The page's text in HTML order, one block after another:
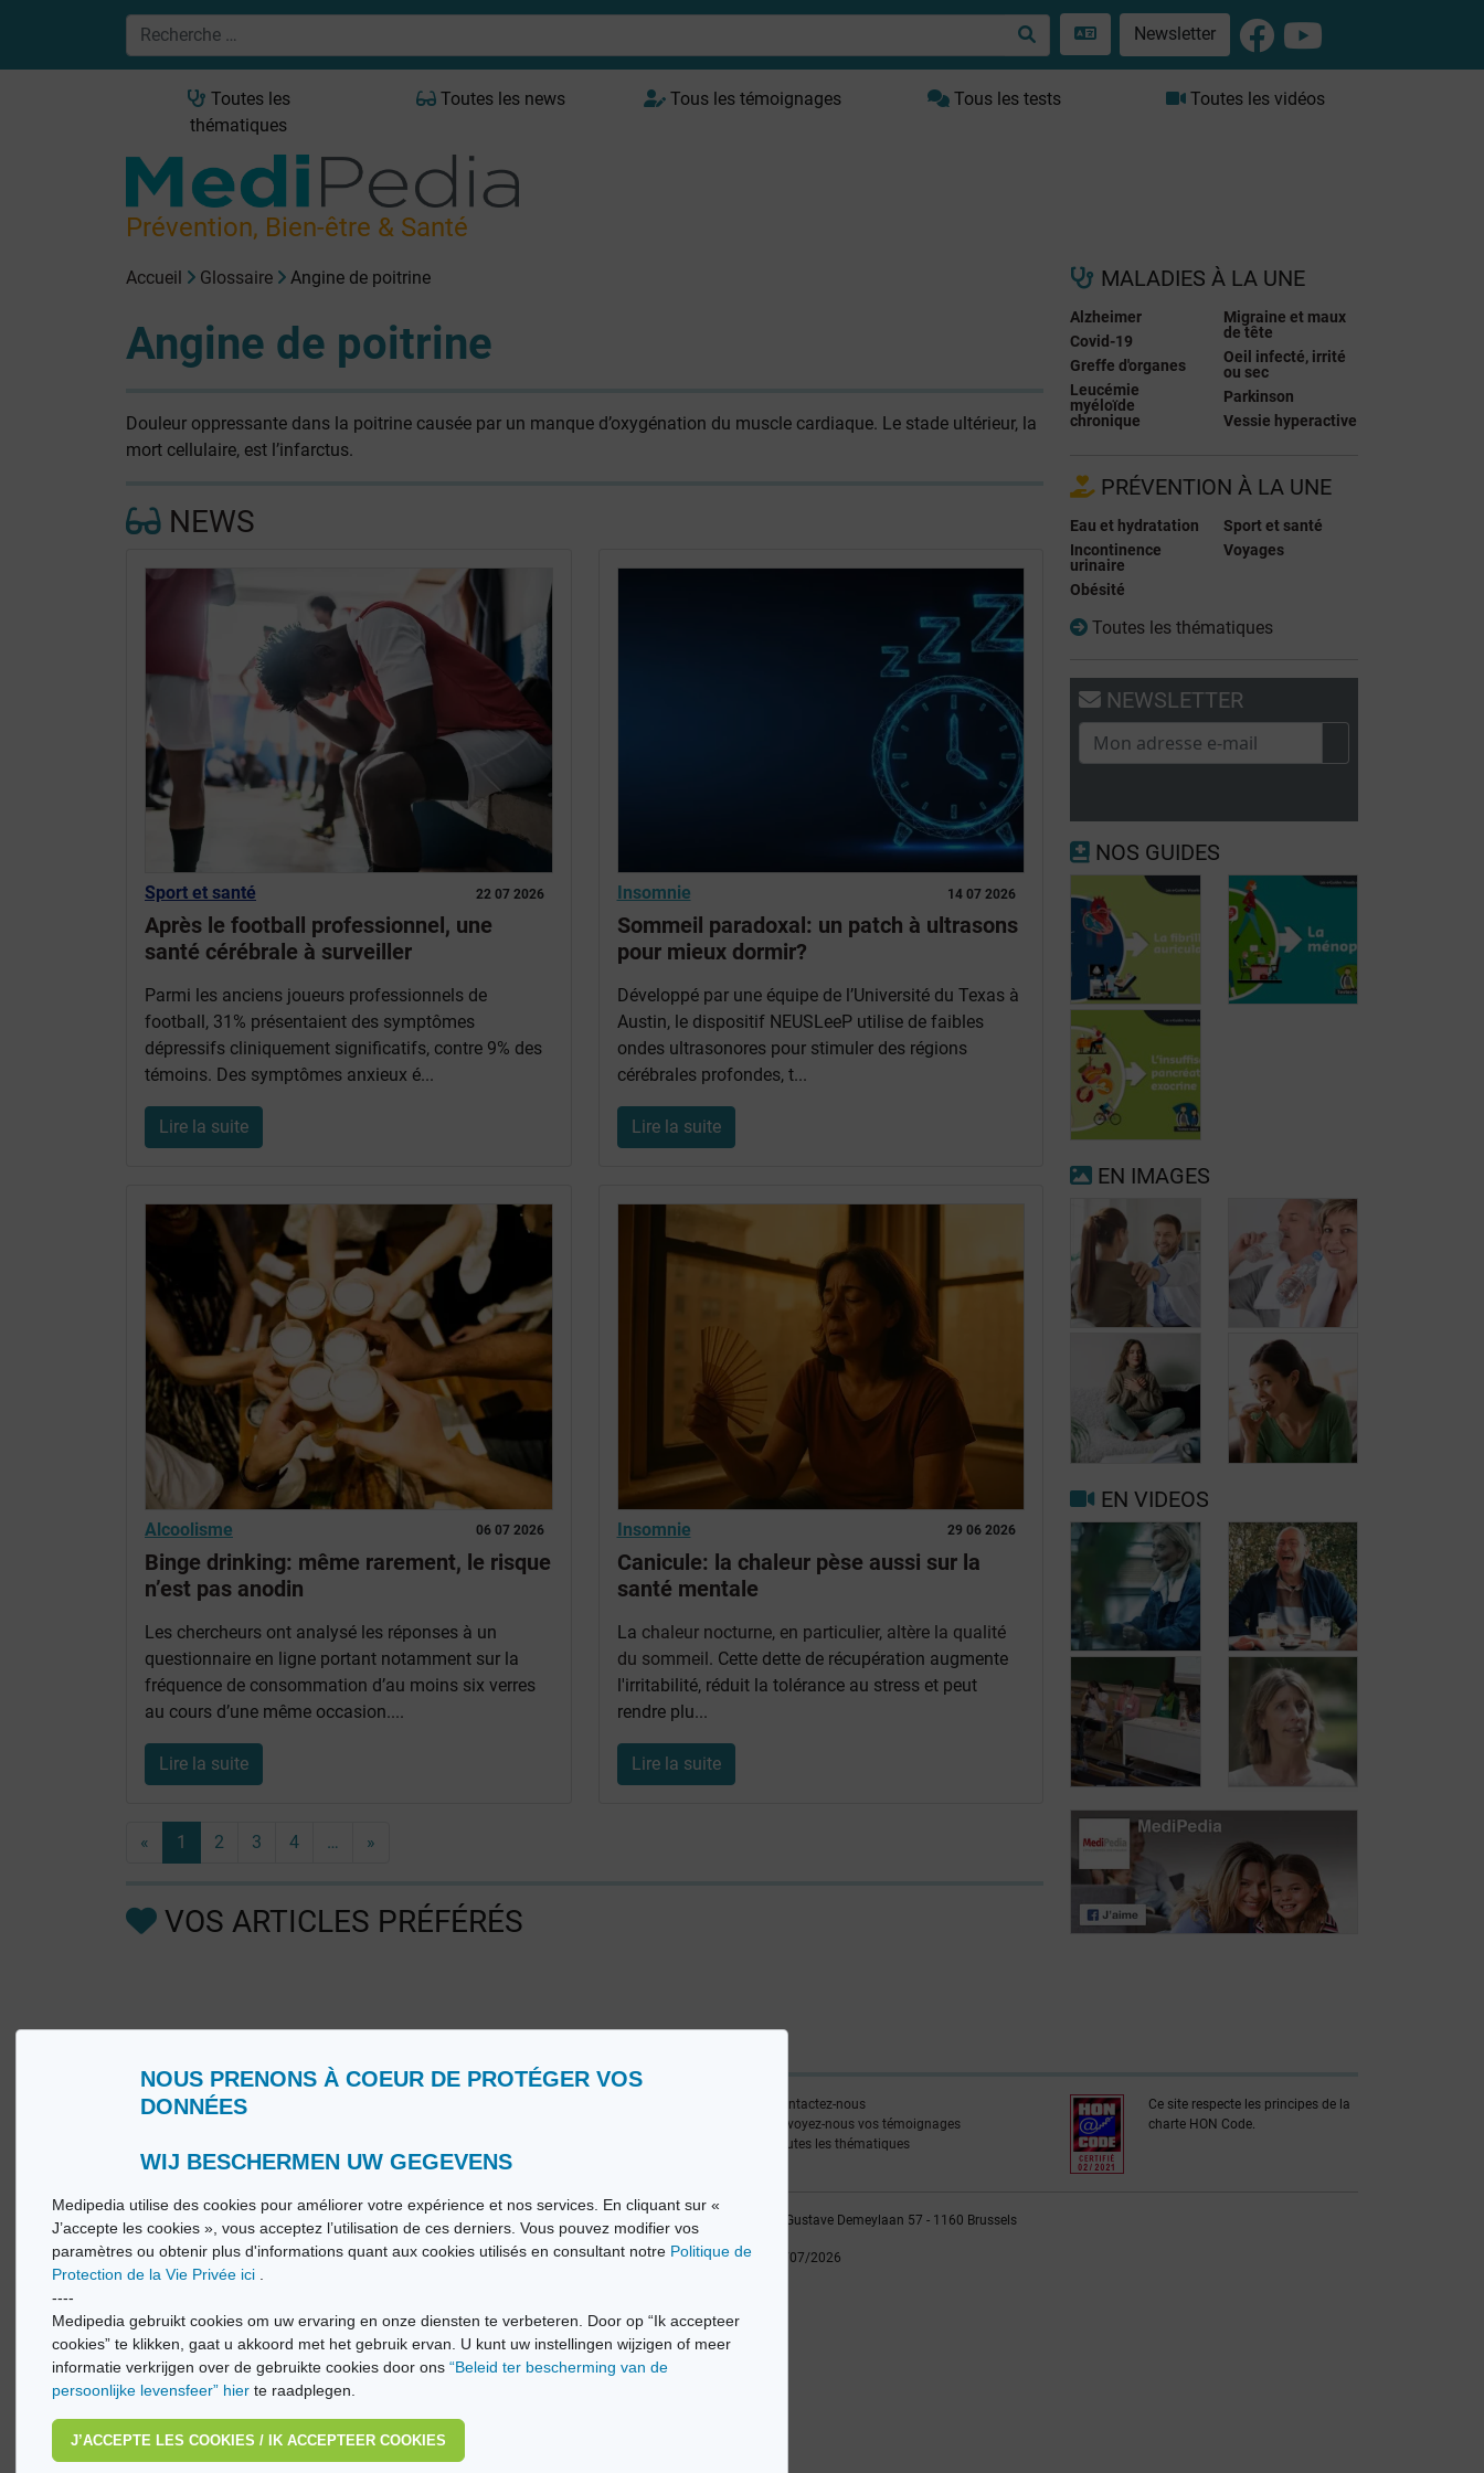
NOUS PRENONS À COEUR DE PROTÉGER VOS
DONNÉES
WIJ BESCHERMEN UW GEGEVENS
Medipedia utilise des cookies pour améliorer votre expérience et nos services. En cliquant sur «
J’accepte les cookies », vous acceptez l’utilisation de ces derniers. Vous pouvez modifier vos
paramètres ou obtenir plus d'informations quant aux cookies utilisés en consultant notre Politique de
Protection de la Vie Privée ici .
----
Medipedia gebruikt cookies om uw ervaring en onze diensten te verbeteren. Door op “Ik accepteer
cookies” te klikken, gaat u akkoord met het gebruik ervan. U kunt uw instellingen wijzigen of meer
informatie verkrijgen over de gebruikte cookies door ons“Beleid ter bescherming van de
persoonlijke levensfeer” hier te raadplegen.
J’ACCEPTE LES COOKIES / IK ACCEPTEER COOKIES
Newsletter
Toutes les
thématiques
Toutes les news Tous les témoignages Tous les tests Toutes les vidéos
Prévention, Bien-être & Santé
Accueil Glossaire Angine de poitrine
Angine de poitrine
Douleur oppressante dans la poitrine causée par un manque d’oxygénation du muscle cardiaque. Le stade ultérieur, la
mort cellulaire, est l’infarctus.
NEWS
22 07 2026
Sport et santé
Après le football professionnel, une
santé cérébrale à surveiller
Parmi les anciens joueurs professionnels de
football, 31% présentaient des symptômes
dépressifs cliniquement significatifs, contre 9% des
témoins. Des symptômes anxieux é...
Lire la suite
14 07 2026
Insomnie
Sommeil paradoxal: un patch à ultrasons
pour mieux dormir?
Développé par une équipe de l’Université du Texas à
Austin, le dispositif NEUSLeeP utilise de faibles
ondes ultrasonores pour stimuler des régions
cérébrales profondes, t...
Lire la suite
06 07 2026
Alcoolisme
Binge drinking: même rarement, le risque
n’est pas anodin
Les chercheurs ont analysé les réponses à un
questionnaire en ligne portant notamment sur la
fréquence de consommation d’au moins six verres
au cours d’une même occasion....
Lire la suite
29 06 2026
Insomnie
Canicule: la chaleur pèse aussi sur la
santé mentale
La chaleur nocturne, en particulier, altère la qualité
du sommeil. Cette dette de récupération augmente
l'irritabilité, réduit la tolérance au stress et peut
rendre plu...
Lire la suite
« 1 2 3 4 … »
VOS ARTICLES PRÉFÉRÉS
MALADIES À LA UNE
Alzheimer
Covid-19
Greffe d'organes
Leucémie
myéloïde
chronique
Migraine et maux
de tête
Oeil infecté, irrité
ou sec
Parkinson
Vessie hyperactive
PRÉVENTION À LA UNE
Eau et hydratation
Incontinence
urinaire
Obésité
Sport et santé
Voyages
Toutes les thématiques
NEWSLETTER
NOS GUIDES
Fibrillation
auriculaire
Insuffisance
pancréatique
exocrine
EN IMAGES
Quand consulter
à nouveau pour
migraine ou
maux de tête?
Prévenir les
maux de tête au
jour le jour
Mieux vivre
avec la
migraine au
quotidien
Facteurs
déclenchants et
de risque
migraine et
maux de tête
EN VIDEOS
Carole, 55 ans,
solution aux
Jean, 58 ans,
profite de la vie
malgré les
patients atteints
de lymphome:
Mariangela
Fiorente,
ALWB
patients atteints
de lymphome:
Pr Virginie De
Wilde
Qui sommes nous ?
Contactez-nous
Envoyez-nous vos témoignages
Toutes les thématiques
Ce site respecte les principes de la
charte HON Code.
© Vivio sa, 2014-2026 - Tous droits réservés | Avenue Gustave Demeylaan 57 - 1160 Brussels
Dernière mise à jour: 22/07/2026